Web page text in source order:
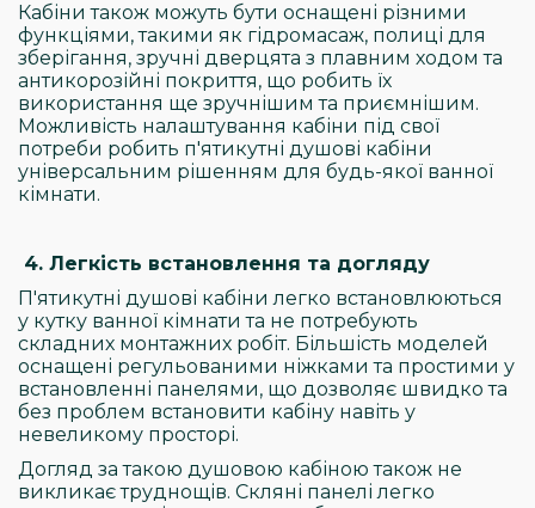
Кабіни також можуть бути оснащені різними
функціями, такими як гідромасаж, полиці для
зберігання, зручні дверцята з плавним ходом та
антикорозійні покриття, що робить їх
використання ще зручнішим та приємнішим.
Можливість налаштування кабіни під свої
потреби робить п'ятикутні душові кабіни
універсальним рішенням для будь-якої ванної
кімнати.
4. Легкість встановлення та догляду
П'ятикутні душові кабіни легко встановлюються
у кутку ванної кімнати та не потребують
складних монтажних робіт. Більшість моделей
оснащені регульованими ніжками та простими у
встановленні панелями, що дозволяє швидко та
без проблем встановити кабіну навіть у
невеликому просторі.
Догляд за такою душовою кабіною також не
викликає труднощів. Скляні панелі легко